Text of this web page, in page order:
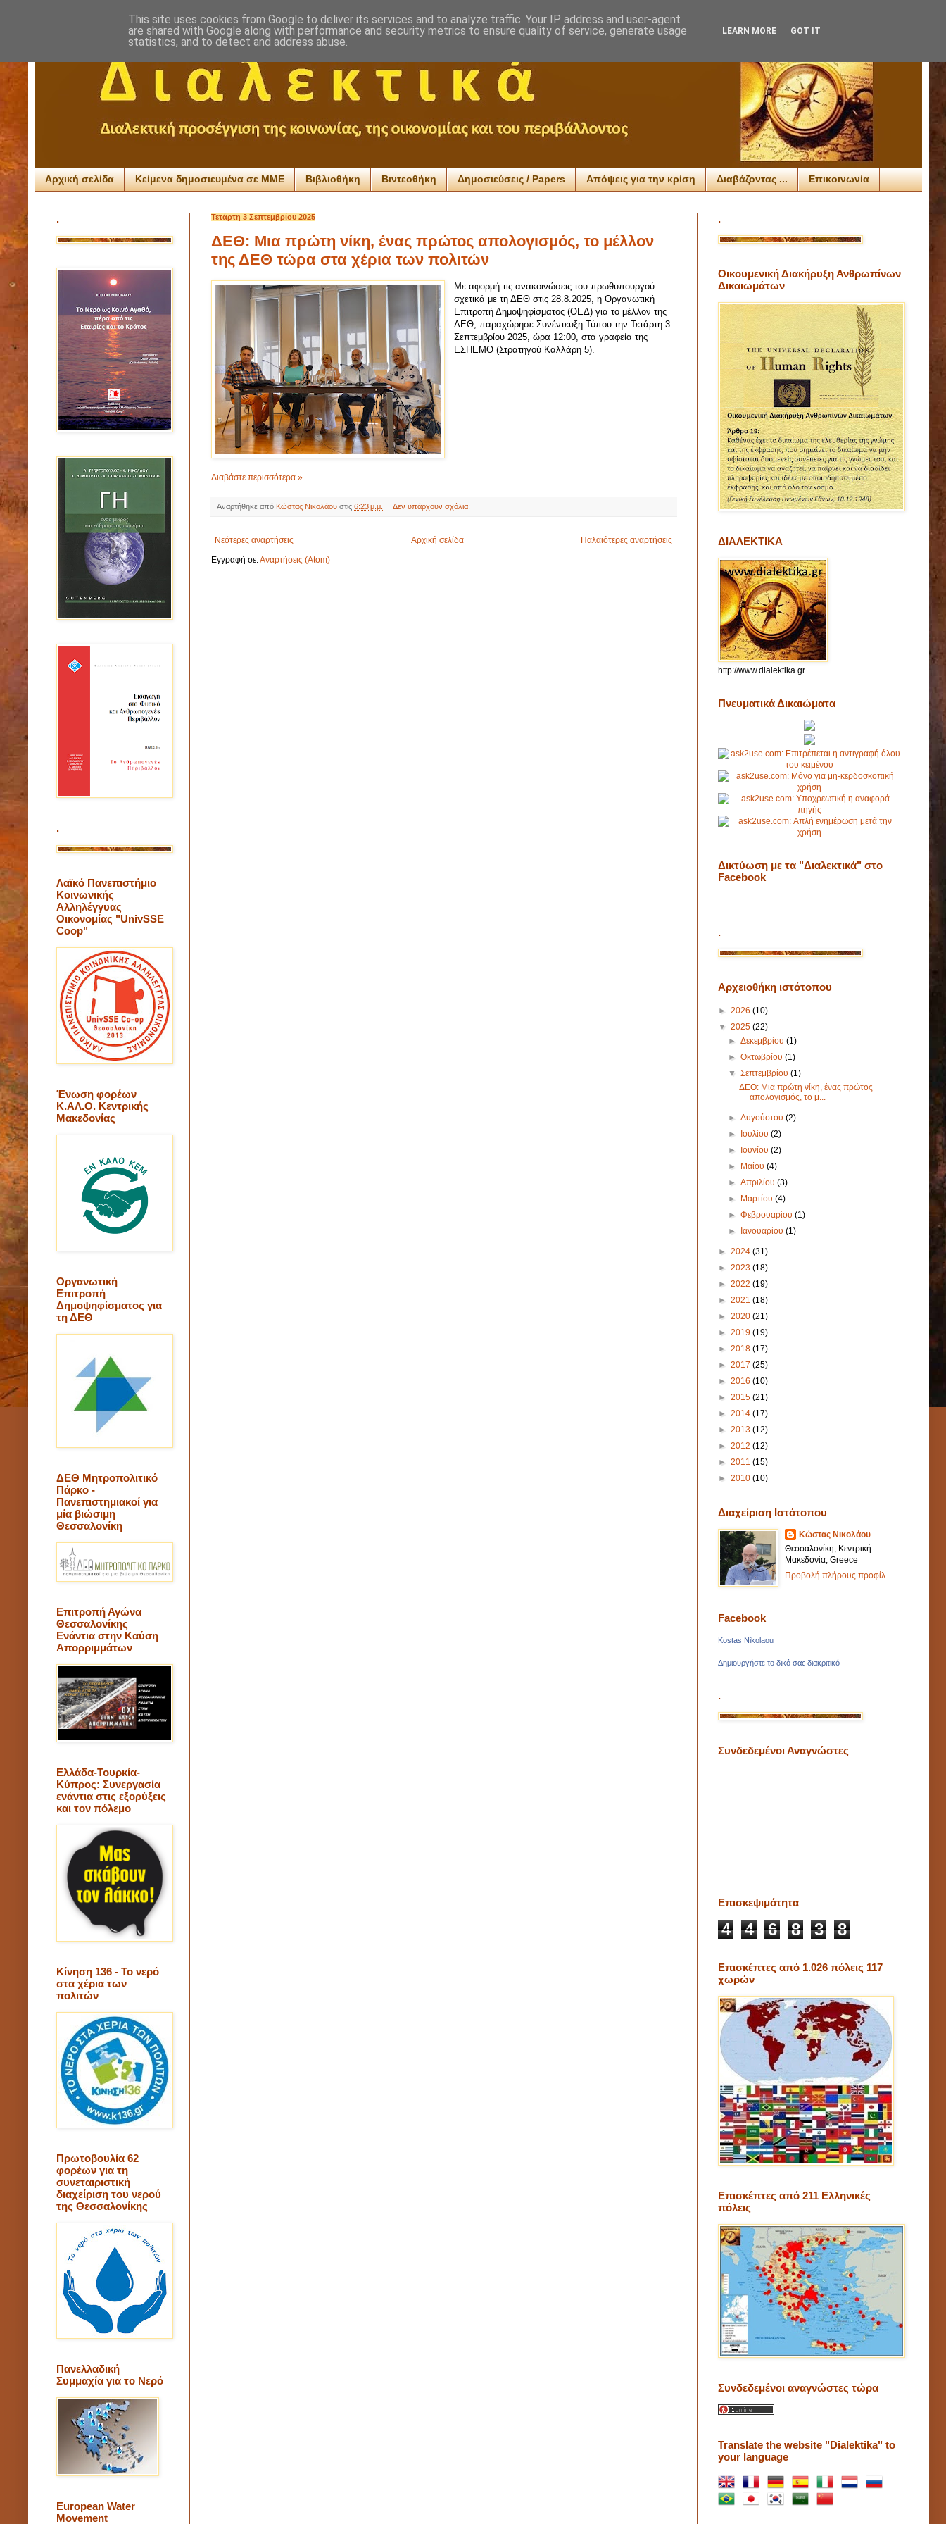
Αρχική σελίδα Κείμενα δημοσιευμένα σε ΜΜΕ Βιβλιοθήκη Βιντεοθήκη Δημοσιεύσεις / Papers Απόψεις για την κρίση Διαβάζοντας ... Επικοινωνία
Τετάρτη 3 Σεπτεμβρίου 2025
ΔΕΘ: Μια πρώτη νίκη, ένας πρώτος απολογισμός, το μέλλον
της ΔΕΘ τώρα στα χέρια των πολιτών
Με αφορμή τις ανακοινώσεις του πρωθυπουργού
σχετικά με τη ΔΕΘ στις 28.8.2025, η Οργανωτική
Επιτροπή Δημοψηφίσματος (ΟΕΔ) για το μέλλον της
ΔΕΘ, παραχώρησε Συνέντευξη Τύπου την Τετάρτη 3
Σεπτεμβρίου 2025, ώρα 12:00, στα γραφεία της
ΕΣΗΕΜΘ (Στρατηγού Καλλάρη 5).
Διαβάστε περισσότερα »
Αναρτήθηκε από Κώστας Νικολάου στις 6:23 μ.μ. Δεν υπάρχουν σχόλια:
Νεότερες αναρτήσεις Παλαιότερες αναρτήσεις
Αρχική σελίδα
Εγγραφή σε:Αναρτήσεις (Atom)
.
.
Λαϊκό Πανεπιστήμιο
Κοινωνικής
Αλληλέγγυας
Οικονομίας "UnivSSE
Coop"
Ένωση φορέων
Κ.ΑΛ.Ο. Κεντρικής
Μακεδονίας
Οργανωτική
Επιτροπή
Δημοψηφίσματος για
τη ΔΕΘ
ΔΕΘ Μητροπολιτικό
Πάρκο -
Πανεπιστημιακοί για
μία βιώσιμη
Θεσσαλονίκη
Επιτροπή Αγώνα
Θεσσαλονίκης
Ενάντια στην Καύση
Απορριμμάτων
Ελλάδα-Τουρκία-
Κύπρος: Συνεργασία
ενάντια στις εξορύξεις
και τον πόλεμο
Κίνηση 136 - Το νερό
στα χέρια των
πολιτών
Πρωτοβουλία 62
φορέων για τη
συνεταιριστική
διαχείριση του νερού
της Θεσσαλονίκης
Πανελλαδική
Συμμαχία για το Νερό
European Water
Movement
.
Οικουμενική Διακήρυξη Ανθρωπίνων
Δικαιωμάτων
ΔΙΑΛΕΚΤΙΚΑ
http://www.dialektika.gr
Πνευματικά Δικαιώματα
Δικτύωση με τα "Διαλεκτικά" στο
Facebook
.
Αρχειοθήκη ιστότοπου
► 2026 (10)
▼ 2025 (22)
►Δεκεμβρίου(1)
►Οκτωβρίου(1)
▼Σεπτεμβρίου(1)
ΔΕΘ: Μια πρώτη νίκη, ένας πρώτος
απολογισμός, το μ...
►Αυγούστου(2)
► Ιουλίου(2)
► Ιουνίου(2)
► Μαΐου(4)
►Απριλίου(3)
► Μαρτίου(4)
►Φεβρουαρίου(1)
► Ιανουαρίου(1)
► 2024 (31)
► 2023 (18)
► 2022 (19)
► 2021 (18)
► 2020 (21)
► 2019 (19)
► 2018 (17)
► 2017 (25)
► 2016 (10)
► 2015 (21)
► 2014 (17)
► 2013 (12)
► 2012 (12)
► 2011 (15)
► 2010 (10)
Διαχείριση Ιστότοπου
Κώστας Νικολάου
Θεσσαλονίκη, Κεντρική
Μακεδονία, Greece
Προβολή πλήρους προφίλ
Facebook
Kostas Nikolaou
Δημιουργήστε το δικό σας διακριτικό
.
Συνδεδεμένοι Αναγνώστες
Επισκεψιμότητα
4 4 6 8 3 8
Επισκέπτες από 1.026 πόλεις 117
χωρών
Επισκέπτες από 211 Ελληνικές
πόλεις
Συνδεδεμένοι αναγνώστες τώρα
Translate the website "Dialektika" to
your language
This site uses cookies from Google to deliver its services and to analyze traffic. Your IP address and user-agent
are shared with Google along with performance and security metrics to ensure quality of service, generate usage
statistics, and to detect and address abuse.
LEARN MORE GOT IT